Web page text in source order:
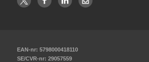
EAN-nr: 5798000418110
SE/CVR-nr: 29057559